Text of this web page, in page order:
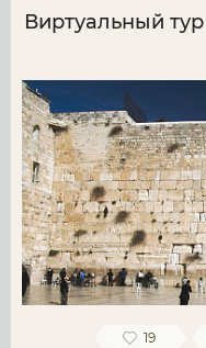
Виртуальный
19